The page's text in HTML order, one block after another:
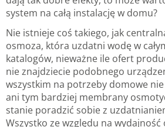
system na całą instalację w domu?
Nie istnieje coś takiego, jak
osmoza, która uzdatni wodę w
katalogów, nieważne ile ofert
nie znajdziecie podobnego
wszystkim na potrzeby domowe
ani tym bardziej membrany
stanie poradzić sobie z
Wszystko ze względu na